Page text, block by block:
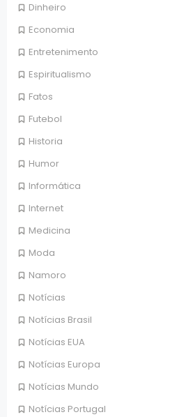
Dinheiro
Economia
Entretenimento
Espiritualismo
Fatos
Futebol
Historia
Humor
Informática
Internet
Medicina
Moda
Namoro
Notícias
Notícias Brasil
Notícias EUA
Notícias Europa
Notícias Mundo
Notícias Portugal